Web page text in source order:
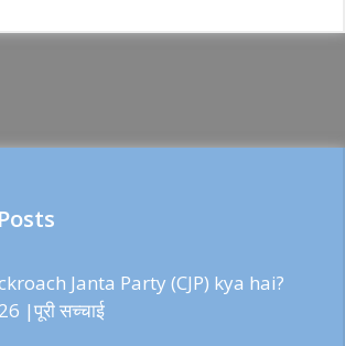
Janta Party (CJP) kya hai?
|पूरी सच्चाई